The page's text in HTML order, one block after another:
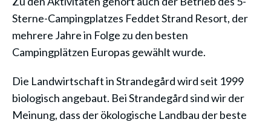
Sterne-Campingplatzes Feddet Strand Resort, der
mehrere Jahre in Folge zu den besten
Campingplätzen Europas gewählt wurde.
Die Landwirtschaft in Strandegård wird seit 1999
biologisch angebaut. Bei Strandegård sind wir der
Meinung, dass der ökologische Landbau der beste